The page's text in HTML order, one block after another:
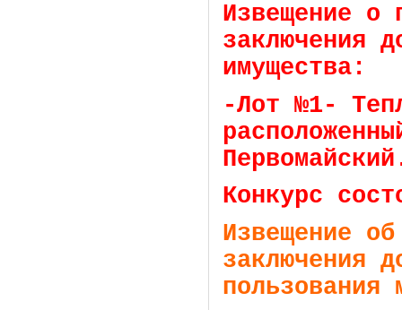
Извещение о
заключения
имущества:
-Лот №1-
Конкурс
Извещение
заключения
пользования